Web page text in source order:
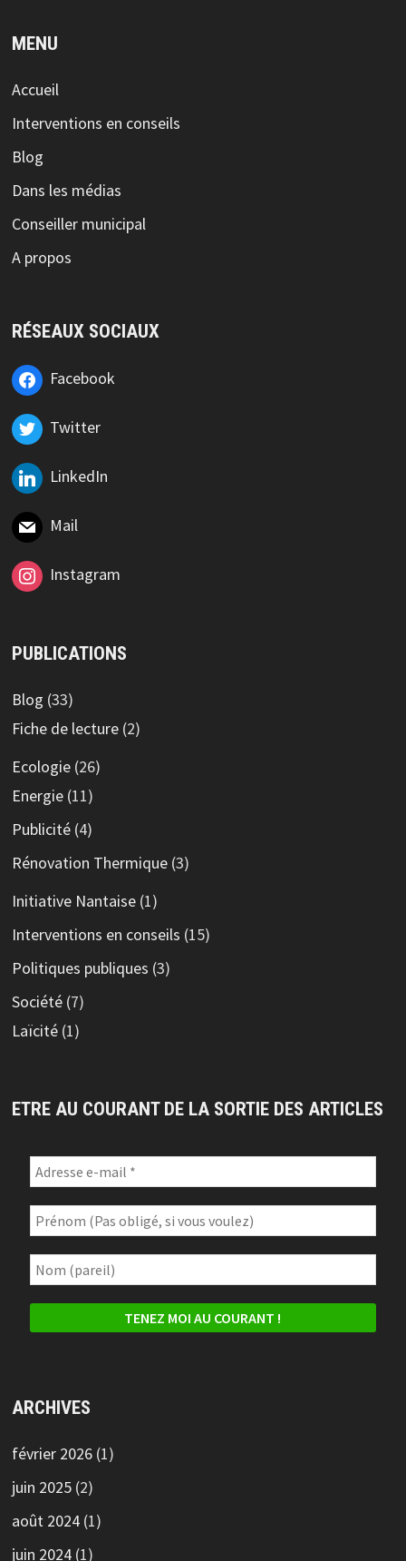
MENU
Accueil
Interventions en conseils
Blog
Dans les médias
Conseiller municipal
A propos
RÉSEAUX SOCIAUX
Facebook
Twitter
LinkedIn
Mail
Instagram
PUBLICATIONS
Blog (33)
Fiche de lecture (2)
Ecologie (26)
Energie (11)
Publicité (4)
Rénovation Thermique (3)
Initiative Nantaise (1)
Interventions en conseils (15)
Politiques publiques (3)
Société (7)
Laïcité (1)
ETRE AU COURANT DE LA SORTIE DES ARTICLES
ARCHIVES
février 2026 (1)
juin 2025 (2)
août 2024 (1)
juin 2024 (1)